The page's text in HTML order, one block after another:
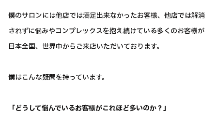
僕のサロンには他店では満足出来なかったお客様、他店では解消
されずに悩みやコンプレックスを抱え続けている多くのお客様が
日本全国、世界中からご来店いただいております。
僕はこんな疑問を持っています。
「どうして悩んでいるお客様がこれほど多いのか？」